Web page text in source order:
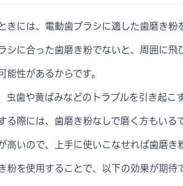
きには、電動歯ブラシに適した歯磨き粉
シに合った歯磨き粉でないと、周囲に
能性があるからです。
虫歯や黄ばみなどのトラブルを引き起こ
る際には、歯磨き粉なしで磨く方もいる
高いので、上手に使いこなせれば歯磨き
粉を使用することで、以下の効果が期待